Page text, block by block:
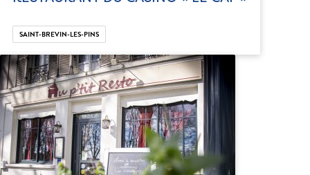
SAINT-BREVIN-LES-PINS